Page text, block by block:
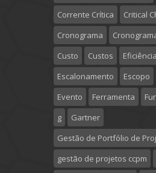
Corrente Crítica
Critical
Cronograma
Custo
Custos
Eficiência
Escalonamento
Escopo
Evento
Ferramenta
g
Gartner
Gestão de Portfólio de
gestão de projetos ccpm